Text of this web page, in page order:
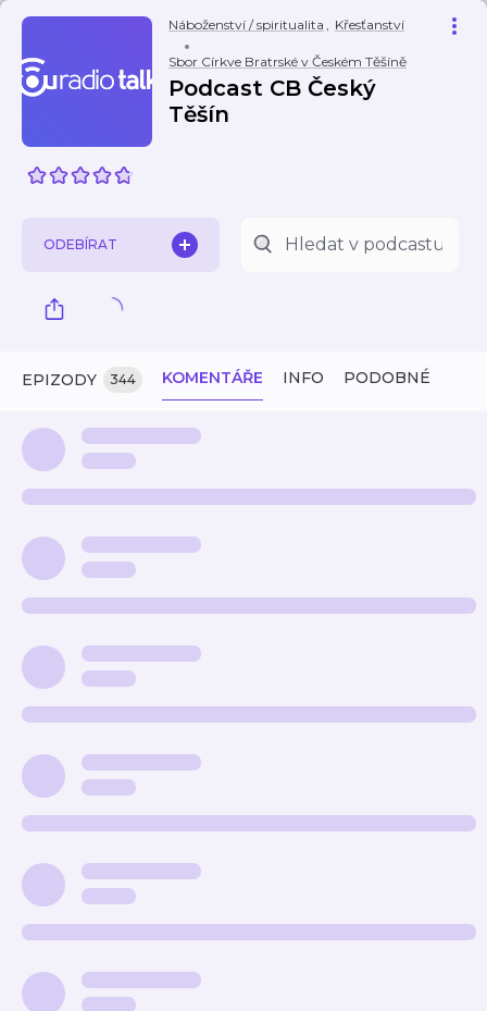
Náboženství / spiritualita , Křesťanství
Sbor Církve Bratrské v Českém Těšíně
Podcast CB Český
Těšín
ODEBÍRAT
EPIZODY 344 KOMENTÁŘE INFO PODOBNÉ